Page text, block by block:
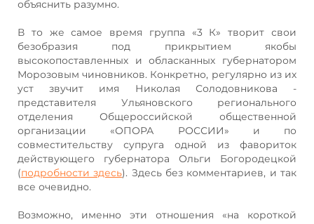
объяснить разумно.
В то же самое время группа «3 К» творит свои
безобразия под прикрытием якобы
высокопоставленных и обласканных губернатором
Морозовым чиновников. Конкретно, регулярно из их
уст звучит имя Николая Солодовникова -
представителя Ульяновского регионального
отделения Общероссийской общественной
организации «ОПОРА РОССИИ» и по
совместительству супруга одной из фавориток
действующего губернатора Ольги Богородецкой
(подробности здесь). Здесь без комментариев, и так
все очевидно.
Возможно, именно эти отношения «на короткой